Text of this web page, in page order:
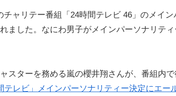
ャリテー番組「24時間テレビ 46」のメイ
ました。なにわ男子がメインパーソナリテ
スターを務める嵐の櫻井翔さんが、番組内
レビ」メインパーソナリティー決定にエー